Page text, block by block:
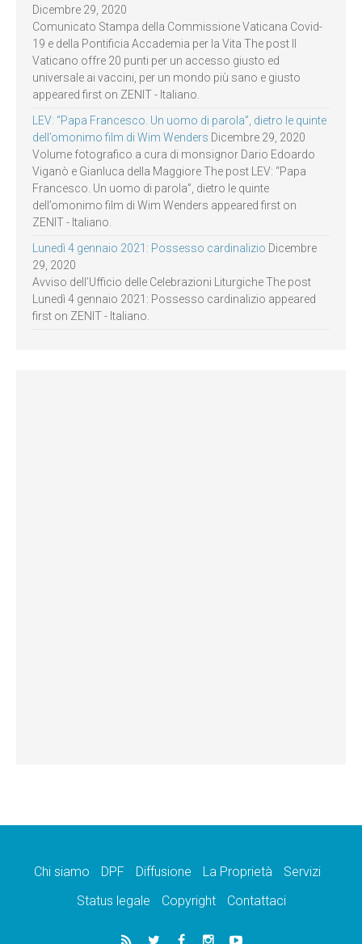
Dicembre 29, 2020
Comunicato Stampa della Commissione Vaticana Covid-
19 e della Pontificia Accademia per la Vita The post Il
Vaticano offre 20 punti per un accesso giusto ed
universale ai vaccini, per un mondo più sano e giusto
appeared first on ZENIT - Italiano.
LEV: “Papa Francesco. Un uomo di parola”, dietro le quinte
dell’omonimo film di Wim Wenders Dicembre 29, 2020
Volume fotografico a cura di monsignor Dario Edoardo
Viganò e Gianluca della Maggiore The post LEV: “Papa
Francesco. Un uomo di parola”, dietro le quinte
dell’omonimo film di Wim Wenders appeared first on
ZENIT - Italiano.
Lunedì 4 gennaio 2021: Possesso cardinalizio Dicembre
29, 2020
Avviso dell’Ufficio delle Celebrazioni Liturgiche The post
Lunedì 4 gennaio 2021: Possesso cardinalizio appeared
first on ZENIT - Italiano.
Chi siamo DPF Diffusione La Proprietà
Servizi
Status legale
Copyright Contattaci